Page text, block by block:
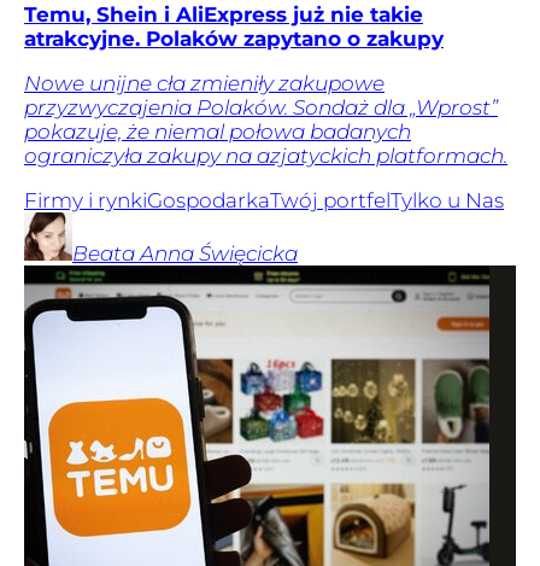
Temu, Shein i AliExpress już nie takie
atrakcyjne. Polaków zapytano o zakupy
Nowe unijne cła zmieniły zakupowe
przyzwyczajenia Polaków. Sondaż dla „Wprost”
pokazuje, że niemal połowa badanych
ograniczyła zakupy na azjatyckich platformach.
Firmy i rynkiGospodarkaTwój portfelTylko u Nas
Beata Anna Święcicka